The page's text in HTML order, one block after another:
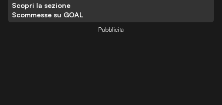
Scopri la sezione
Scommesse su GOAL
Pubblicità